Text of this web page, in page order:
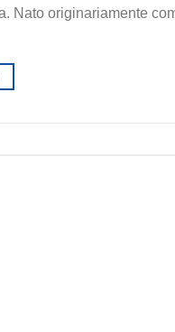
Nato originariamente